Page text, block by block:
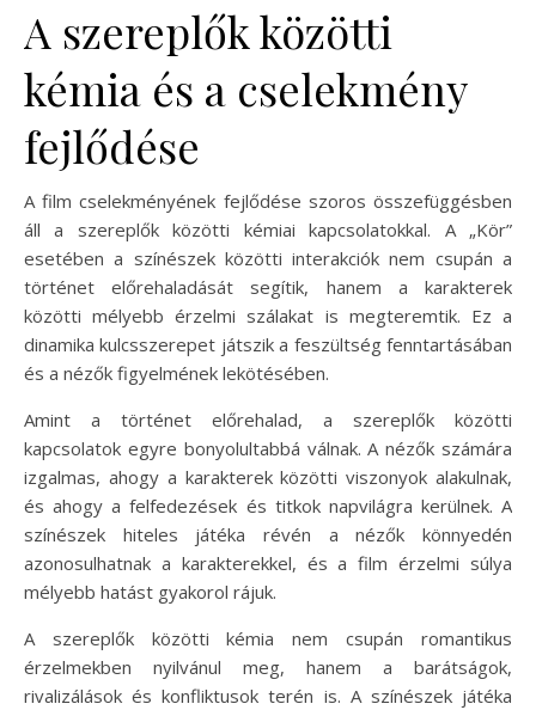
A szereplők közötti
kémia és a cselekmény
fejlődése
A film cselekményének fejlődése szoros összefüggésben
áll a szereplők közötti kémiai kapcsolatokkal. A „Kör”
esetében a színészek közötti interakciók nem csupán a
történet előrehaladását segítik, hanem a karakterek
közötti mélyebb érzelmi szálakat is megteremtik. Ez a
dinamika kulcsszerepet játszik a feszültség fenntartásában
és a nézők figyelmének lekötésében.
Amint a történet előrehalad, a szereplők közötti
kapcsolatok egyre bonyolultabbá válnak. A nézők számára
izgalmas, ahogy a karakterek közötti viszonyok alakulnak,
és ahogy a felfedezések és titkok napvilágra kerülnek. A
színészek hiteles játéka révén a nézők könnyedén
azonosulhatnak a karakterekkel, és a film érzelmi súlya
mélyebb hatást gyakorol rájuk.
A szereplők közötti kémia nem csupán romantikus
érzelmekben nyilvánul meg, hanem a barátságok,
rivalizálások és konfliktusok terén is. A színészek játéka